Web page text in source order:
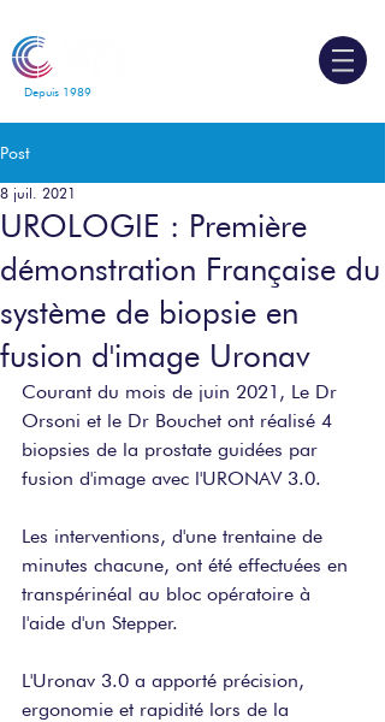
Depuis 1989
Post
UROLOGIE : Première
démonstration Française du
système de biopsie en
fusion d'image Uronav
8 juil. 2021
Courant du mois de juin 2021, Le Dr
Orsoni et le Dr Bouchet ont réalisé 4
biopsies de la prostate guidées par
fusion d'image avec l'URONAV 3.0.
Les interventions, d'une trentaine de
minutes chacune, ont été effectuées en
transpérinéal au bloc opératoire à
l'aide d'un Stepper.
L'Uronav 3.0 a apporté précision,
ergonomie et rapidité lors de la